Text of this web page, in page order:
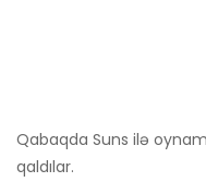
Qabaqda Suns ilə
qaldılar.